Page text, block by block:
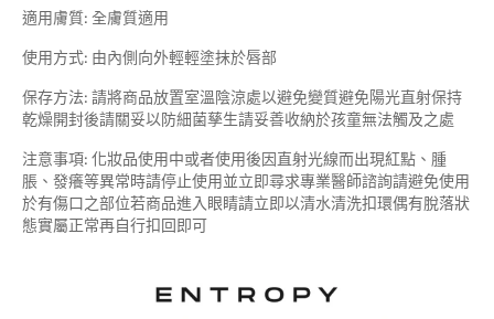
適用膚質: 全膚質適用
使用方式: 由內側向外輕輕塗抹於唇部
保存方法: 請將商品放置室溫陰涼處以避免變質避免陽光直射保持
乾燥開封後請關妥以防細菌孳生請妥善收納於孩童無法觸及之處
注意事項: 化妝品使用中或者使用後因直射光線而出現紅點、腫
脹、發癢等異常時請停止使用並立即尋求專業醫師諮詢請避免使用
於有傷口之部位若商品進入眼睛請立即以清水清洗扣環偶有脫落狀
態實屬正常再自行扣回即可